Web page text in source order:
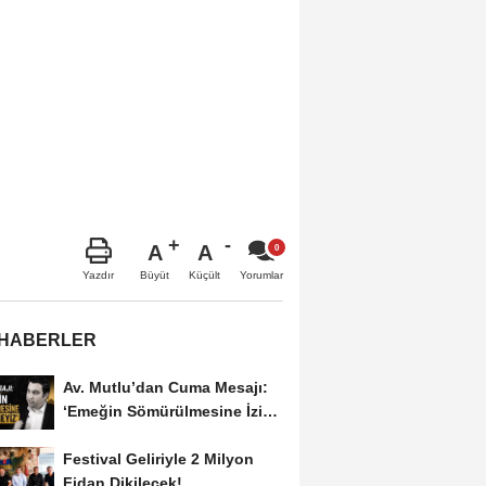
Yazdır
A
Büyüt
A
Küçült Yorumlar
Av. Mutlu’dan Cuma Mesajı:
‘Emeğin Sömürülmesine İzin
Festival Geliriyle 2 Milyon